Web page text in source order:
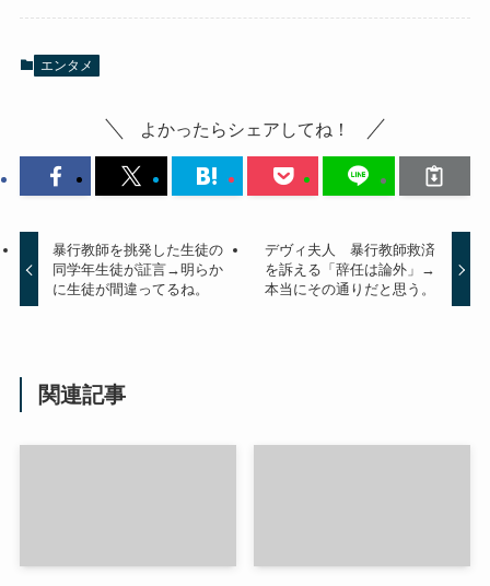
エンタメ
よかったらシェアしてね！
暴行教師を挑発した生徒の
同学年生徒が証言→明らか
に生徒が間違ってるね。
デヴィ夫人 暴行教師救済
を訴える「辞任は論外」→
本当にその通りだと思う。
関連記事